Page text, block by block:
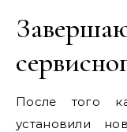
После того
установили